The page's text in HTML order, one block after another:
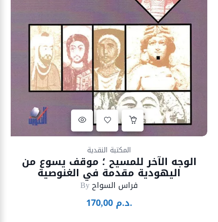
المكتبة النقدية
الوجه الآخر للمسيح ؛ موقف يسوع من
اليهودية مقدمة في الغنوصية
Byفراس السواح
170,00 د.م.